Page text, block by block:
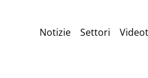
Notizie Settori